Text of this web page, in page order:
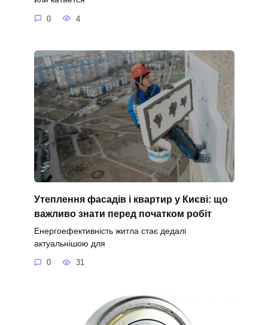
0 4
Утеплення фасадів і квартир у Києві: що
важливо знати перед початком робіт
Енергоефективність житла стає дедалі
актуальнішою для
0 31